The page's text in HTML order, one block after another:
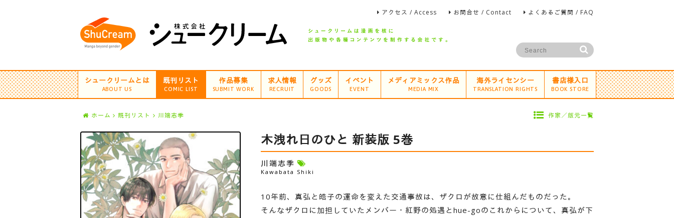
アクセス / Access お問合せ / Contact よくあるご質問 / FAQ
シュークリームとは
ABOUT US
既刊リスト
COMIC LIST
作品募集
SUBMIT WORK
求人情報
RECRUIT
グッズ
GOODS
イベント
EVENT
メディアミックス作品
MEDIA MIX
海外ライセンシー
TRANSLATION RIGHTS
書店様入口
BOOK STORE
ホーム 既刊リスト 川端志季 作家／版元一覧
木洩れ日のひと 新装版 5巻
川端志季
Kawabata Shiki
10年前、真弘と皓子の運命を変えた交通事故は、ザクロが故意に仕組んだものだった。
そんなザクロに加担していたメンバー・紅野の処遇とhue-goのこれからについて、真弘が下